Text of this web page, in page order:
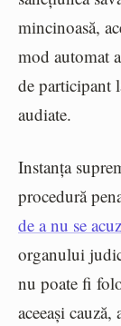
mincinoasă,
mod automat
de participant
audiate.
Instanța
procedură
de a nu se
organului
nu poate fi
aceeași